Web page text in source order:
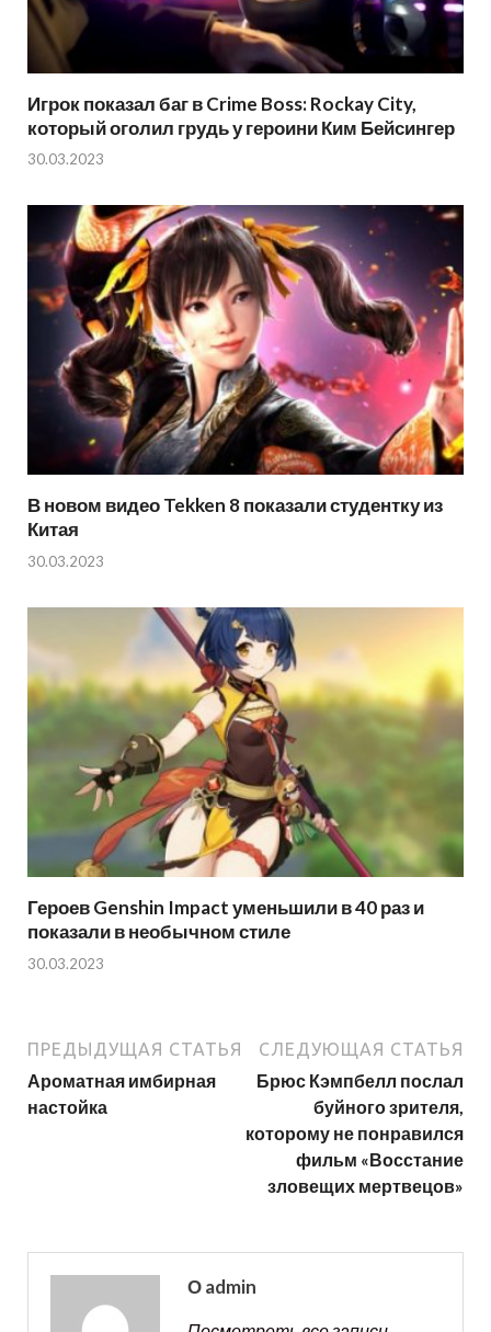
Игрок показал баг в Crime Boss: Rockay City,
который оголил грудь у героини Ким Бейсингер
30.03.2023
В новом видео Tekken 8 показали студентку из
Китая
30.03.2023
Героев Genshin Impact уменьшили в 40 раз и
показали в необычном стиле
30.03.2023
ПРЕДЫДУЩАЯ СТАТЬЯ
Ароматная имбирная
настойка
СЛЕДУЮЩАЯ СТАТЬЯ
Брюс Кэмпбелл послал
буйного зрителя,
которому не понравился
фильм «Восстание
зловещих мертвецов»
О admin